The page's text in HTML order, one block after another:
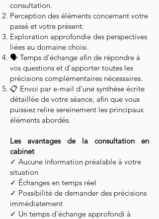
consultation.
Perception des éléments concernant votre
passé et votre présent.
Exploration approfondie des perspectives
liées au domaine choisi.
🗣️ Temps d'échange afin de répondre à
vos questions et d'apporter toutes les
précisions complémentaires nécessaires.
📋 Envoi par e-mail d'une synthèse écrite
détaillée de votre séance, afin que vous
puissiez relire sereinement les principaux
éléments abordés.
Les avantages de la consultation en
cabinet
✓ Aucune information préalable à votre
situation
✓ Échanges en temps réel
✓ Possibilité de demander des précisions
immédiatement
✓ Un temps d'échange approfondi à